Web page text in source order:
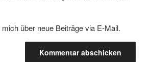
über neue Beiträge via E-Mail.